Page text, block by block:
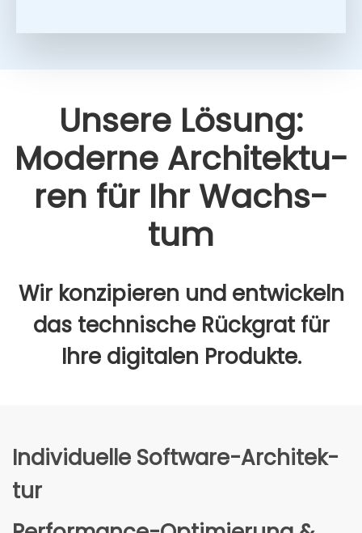
Unse­re Lösung:
Moder­ne Archi­tek­tu­
ren für Ihr Wachs­
tum
Wir kon­zi­pie­ren und ent­wi­ckeln
das tech­ni­sche Rück­grat für
Ihre digi­ta­len Pro­duk­te.
Indi­vi­du­el­le Soft­ware-Archi­tek­
tur